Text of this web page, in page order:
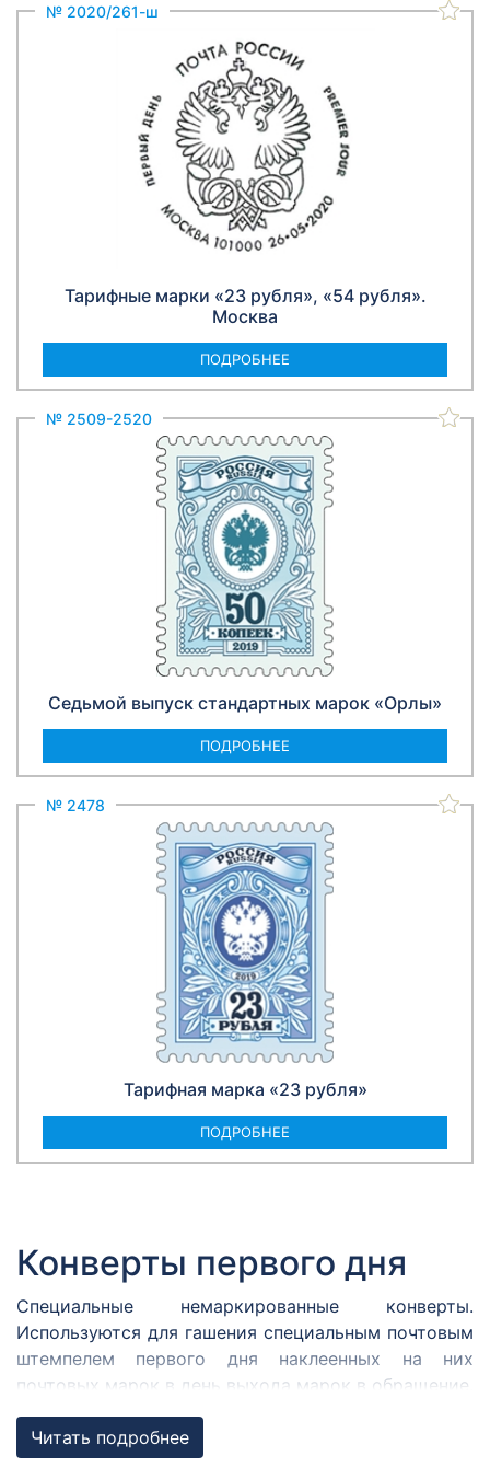
№ 2020/261-ш
Тарифные марки «23 рубля», «54 рубля».
Москва
ПОДРОБНЕЕ
№ 2509-2520
Седьмой выпуск стандартных марок «Орлы»
ПОДРОБНЕЕ
№ 2478
Тарифная марка «23 рубля»
ПОДРОБНЕЕ
Конверты первого дня
Специальные немаркированные конверты.
Используются для гашения специальным почтовым
штемпелем первого дня наклеенных на них
почтовых марок в день выхода марок в обращение.
Изображения на конверте, марке и штемпеле
связаны между собой общей темой. Такие
конверты издаются к каждому выпуску.
Читать подробнее